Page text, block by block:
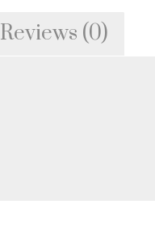
Reviews (0)